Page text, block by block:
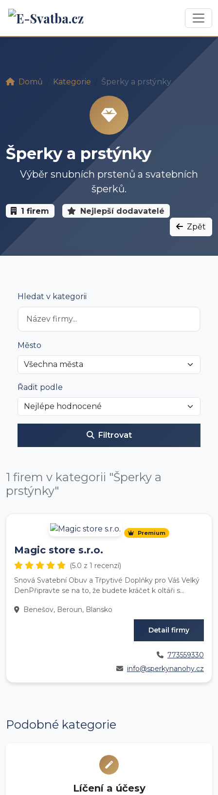
Domů Kategorie Šperky a prstýnky
Šperky a prstýnky
Výběr snubních prstenů a svatebních
šperků.
1 firem
Nejlepší dodavatelé
Zpět
Hledat v kategorii
Město
Řadit podle
Filtrovat
1 firem v kategorii "Šperky a
prstýnky"
Premium
Magic store s.r.o.
(5.0 z 1 recenzí)
Snová Svatební Obuv a Třpytivé Doplňky pro Váš Velký
DenPřipravte se na to, že budete kráčet k oltáři s...
Benešov, Beroun, Blansko
Detail firmy
773559330
info@sperkynanohy.cz
Podobné kategorie
Líčení a účesy